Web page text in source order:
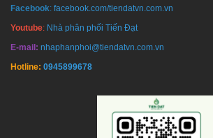
Facebook: facebook.com/tiendatvn.com.vn
Youtube: Nhà phân phối Tiến Đạt
E-mail: nhaphanphoi@tiendatvn.com.vn
Hotline: 0945899678